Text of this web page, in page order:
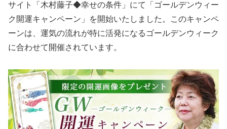
サイト「木村藤子◆幸せの条件」にて「ゴールデンウィー
ク開運キャンペーン」を開始いたしました。このキャンペ
ーンは、運気の流れが特に活発になるゴールデンウィーク
に合わせて開催されています。